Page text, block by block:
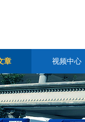
章 视频中心